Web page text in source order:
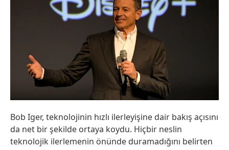
Bob Iger, teknolojinin hızlı ilerleyişine dair bakış açısını
da net bir şekilde ortaya koydu. Hiçbir neslin
teknolojik ilerlemenin önünde duramadığını belirten